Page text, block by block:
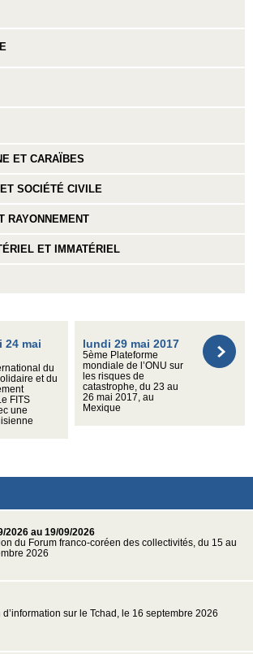
ET CARAÏBES
SOCIÉTÉ CIVILE
RAYONNEMENT
ET IMMATÉRIEL
24 mai
du
et du
FITS
une
lundi 29 mai 2017
5ème Plateforme
mondiale de l’ONU sur
les risques de
catastrophe, du 23 au
26 mai 2017, au
Mexique
2026 au 19/09/2026
du Forum franco-coréen des collectivités, du 15 au
2026
d’information sur le Tchad, le 16 septembre 2026